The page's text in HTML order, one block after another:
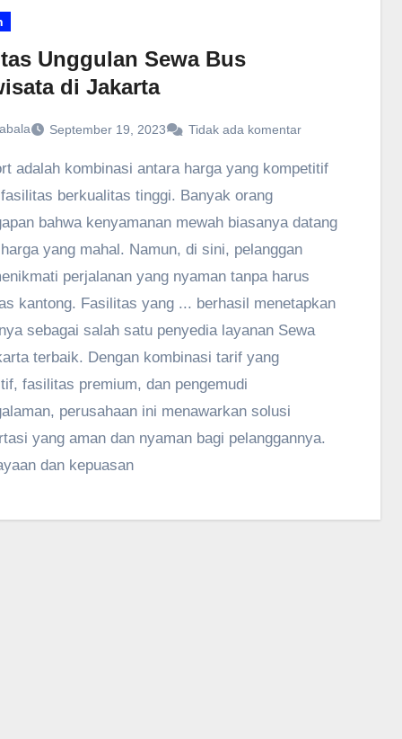
Unggulan Sewa Bus
di Jakarta
September 19, 2023 Tidak ada komentar
adalah kombinasi antara harga yang kompetitif
berkualitas tinggi. Banyak orang
bahwa kenyamanan mewah biasanya datang
yang mahal. Namun, di sini, pelanggan
perjalanan yang nyaman tanpa harus
kantong. Fasilitas yang ... berhasil menetapkan
sebagai salah satu penyedia layanan Sewa
terbaik. Dengan kombinasi tarif yang
fasilitas premium, dan pengemudi
perusahaan ini menawarkan solusi
yang aman dan nyaman bagi pelanggannya.
dan kepuasan